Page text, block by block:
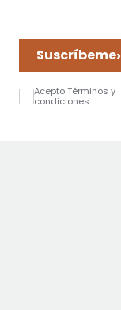
Suscríbeme›
Acepto Términos y
condiciones